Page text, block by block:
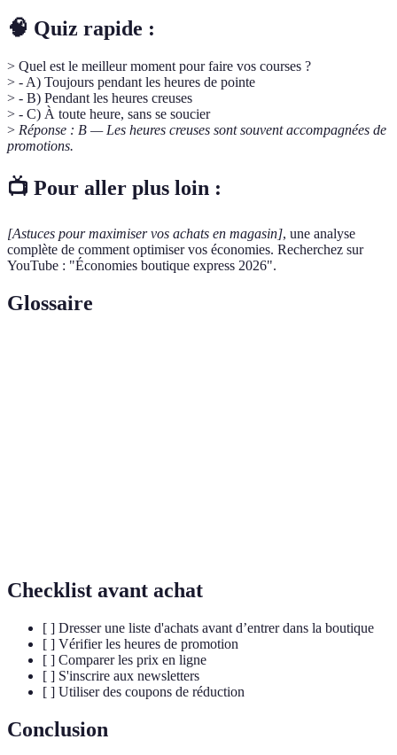
🧠 Quiz rapide :
> Quel est le meilleur moment pour faire vos courses ?
> - A) Toujours pendant les heures de pointe
> - B) Pendant les heures creuses
> - C) À toute heure, sans se soucier
> Réponse : B — Les heures creuses sont souvent accompagnées de
promotions.
📺 Pour aller plus loin :
[Astuces pour maximiser vos achats en magasin], une analyse
complète de comment optimiser vos économies. Recherchez sur
YouTube : "Économies boutique express 2026".
Glossaire
Checklist avant achat
[ ] Dresser une liste d'achats avant d’entrer dans la boutique
[ ] Vérifier les heures de promotion
[ ] Comparer les prix en ligne
[ ] S'inscrire aux newsletters
[ ] Utiliser des coupons de réduction
Conclusion